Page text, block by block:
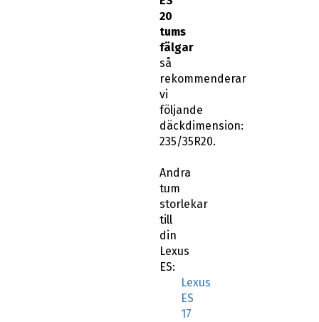
20
tums
fälgar
så
rekommenderar
vi
följande
däckdimension:
235/35R20.
Andra
tum
storlekar
till
din
Lexus
ES:
Lexus
ES
17